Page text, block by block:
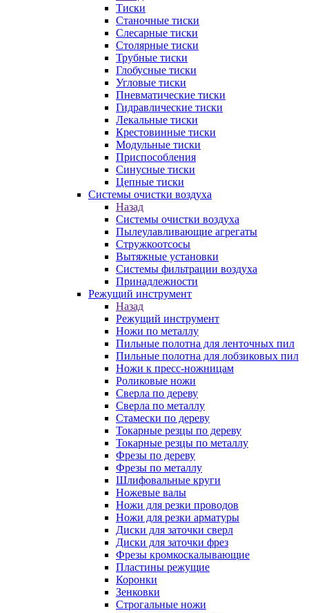
Тиски
Станочные тиски
Слесарные тиски
Столярные тиски
Трубные тиски
Глобусные тиски
Угловые тиски
Пневматические тиски
Гидравлические тиски
Лекальные тиски
Крестовинные тиски
Модульные тиски
Приспособления
Синусные тиски
Цепные тиски
Системы очистки воздуха
Назад
Системы очистки воздуха
Пылеулавливающие агрегаты
Стружкоотсосы
Вытяжные установки
Системы фильтрации воздуха
Принадлежности
Режущий инструмент
Назад
Режущий инструмент
Ножи по металлу
Пильные полотна для ленточных пил
Пильные полотна для лобзиковых пил
Ножи к пресс-ножницам
Роликовые ножи
Сверла по дереву
Сверла по металлу
Стамески по дереву
Токарные резцы по дереву
Токарные резцы по металлу
Фрезы по дереву
Фрезы по металлу
Шлифовальные круги
Ножевые валы
Ножи для резки проводов
Ножи для резки арматуры
Диски для заточки сверл
Диски для заточки фрез
Фрезы кромкоскалывающие
Пластины режущие
Коронки
Зенковки
Строгальные ножи